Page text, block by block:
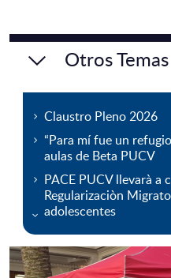
Otros Temas
Claustro Pleno 2026
“Para mí fue un
aulas de Beta PUCV
PACE PUCV llevarà a
Regularizaciòn
adolescentes